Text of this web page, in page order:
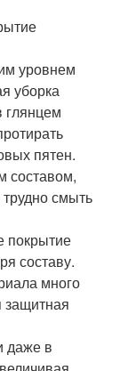
уровнем
уборка
глянцем
пятен.
составом,
трудно смыть
покрытие
составу.
много
защитная
даже в